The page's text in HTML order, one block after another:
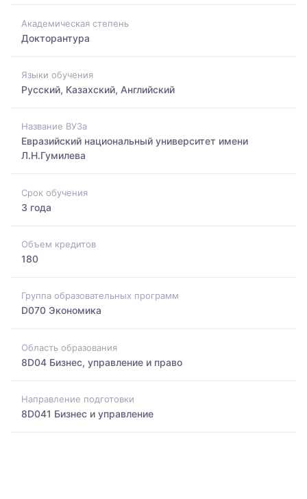
Академическая степень
Докторантура
Языки обучения
Русский, Казахский, Английский
Название ВУЗа
Евразийский национальный университет имени
Л.Н.Гумилева
Срок обучения
3 года
Объем кредитов
180
Группа образовательных программ
D070 Экономика
Область образования
8D04 Бизнес, управление и право
Направление подготовки
8D041 Бизнес и управление